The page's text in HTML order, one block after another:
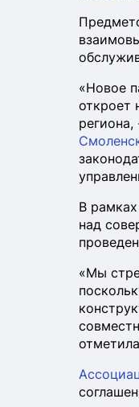
«Новое
откроет
В
над
«Мы